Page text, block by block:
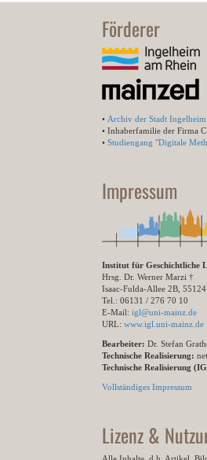
Förderer
• Archiv der Stadt Ingelheim
• Inhaberfamilie der Firma
• Studiengang "Digitale
Impressum
Institut für Geschichtliche
Hrsg. Dr. Werner Marzi †
Isaac-Fulda-Allee 2B,
Tel.: 06131 / 276 70 10
E-Mail: igl@uni-mainz.de
URL: www.igl.uni-mainz.de
Bearbeiter: Dr. Stefan
Technische Realisierung:
Technische Realisierung
Vollständiges Impressum
Lizenz &